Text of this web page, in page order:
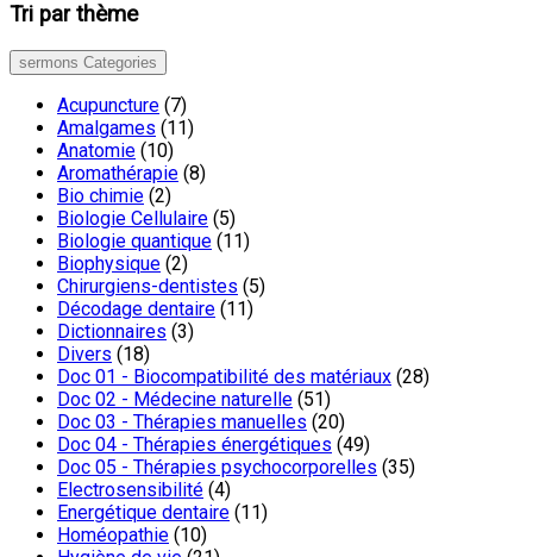
Tri par thème
sermons Categories
Acupuncture (7)
Amalgames (11)
Anatomie (10)
Aromathérapie (8)
Bio chimie (2)
Biologie Cellulaire (5)
Biologie quantique (11)
Biophysique (2)
Chirurgiens-dentistes (5)
Décodage dentaire (11)
Dictionnaires (3)
Divers (18)
Doc 01 - Biocompatibilité des matériaux (28)
Doc 02 - Médecine naturelle (51)
Doc 03 - Thérapies manuelles (20)
Doc 04 - Thérapies énergétiques (49)
Doc 05 - Thérapies psychocorporelles (35)
Electrosensibilité (4)
Energétique dentaire (11)
Homéopathie (10)